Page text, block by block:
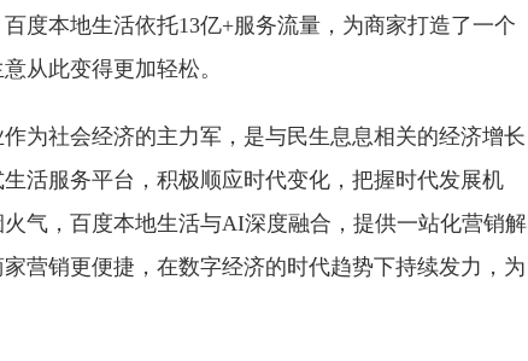
度本地生活依托13亿+服务流量，为商家打造了一个
从此变得更加轻松。
为社会经济的主力军，是与民生息息相关的经济增长
活服务平台，积极顺应时代变化，把握时代发展机
气，百度本地生活与AI深度融合，提供一站化营销解
营销更便捷，在数字经济的时代趋势下持续发力，为